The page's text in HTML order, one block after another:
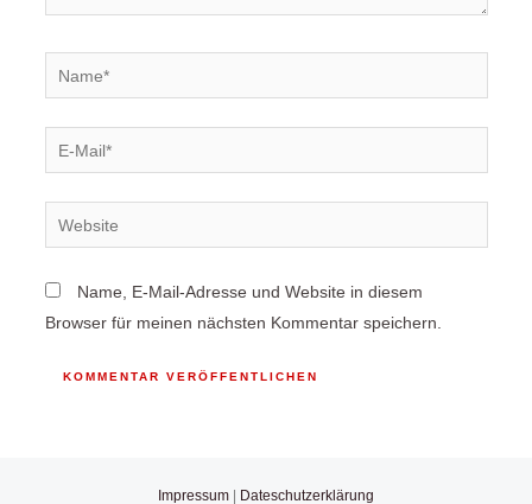
Name, E-Mail-Adresse und Website in diesem
Browser für meinen nächsten Kommentar speichern.
Impressum Dateschutzerklärung